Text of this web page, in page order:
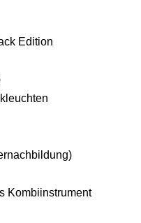
Edition
Kombiinstrument